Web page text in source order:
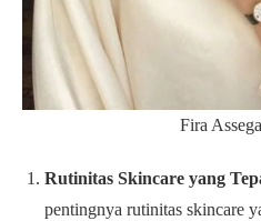
Fira
Rutinitas Skincare yang
pentingnya rutinitas skincare